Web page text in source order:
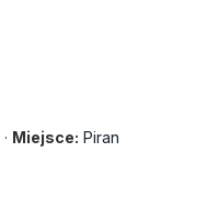
· Miejsce: Piran